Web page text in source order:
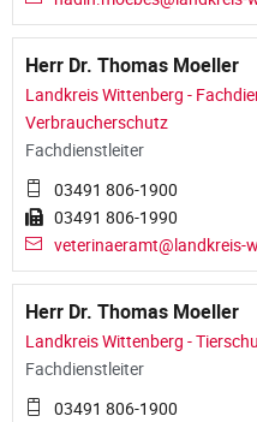
Herr Dr. Thomas Moeller
Landkreis Wittenberg -
Verbraucherschutz
Fachdienstleiter
03491 806-1900
03491 806-1990
veterinaeramt@landkreis-
Herr Dr. Thomas Moeller
Landkreis Wittenberg -
Fachdienstleiter
03491 806-1900